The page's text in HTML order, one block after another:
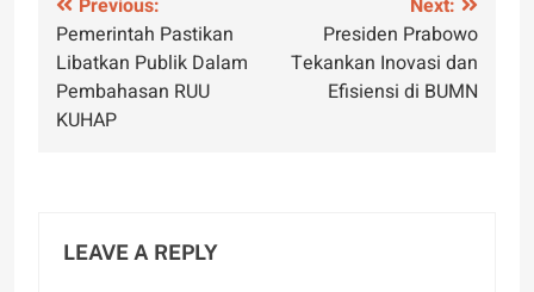
Post
navigation
Previous:
Pemerintah Pastikan
Libatkan Publik Dalam
Pembahasan RUU
KUHAP
Next:
Presiden Prabowo
Tekankan Inovasi dan
Efisiensi di BUMN
LEAVE A REPLY